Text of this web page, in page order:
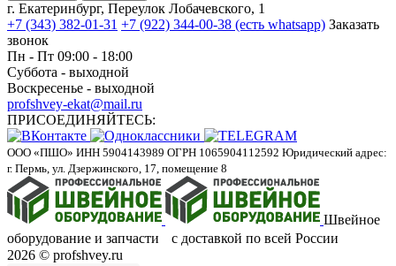
г. Екатеринбург, Переулок Лобачевского, 1
+7 (343) 382-01-31 +7 (922) 344-00-38 (есть whatsapp) Заказать
звонок
Пн - Пт 09:00 - 18:00
Суббота - выходной
Воскресенье - выходной
profshvey-ekat@mail.ru
ПРИСОЕДИНЯЙТЕСЬ:
ООО «ПШО» ИНН 5904143989 ОГРН 1065904112592 Юридический адрес:
г. Пермь, ул. Дзержинского, 17, помещение 8
Швейное
оборудование и запчасти с доставкой по всей России
2026 © profshvey.ru